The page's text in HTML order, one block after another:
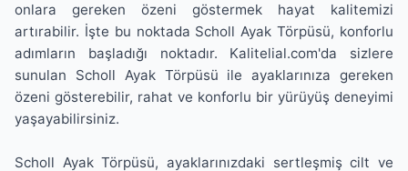
onlara gereken özeni göstermek hayat kalitemizi
artırabilir. İşte bu noktada Scholl Ayak Törpüsü, konforlu
adımların başladığı noktadır. Kalitelial.com'da sizlere
sunulan Scholl Ayak Törpüsü ile ayaklarınıza gereken
özeni gösterebilir, rahat ve konforlu bir yürüyüş deneyimi
yaşayabilirsiniz.
Scholl Ayak Törpüsü, ayaklarınızdaki sertleşmiş cilt ve